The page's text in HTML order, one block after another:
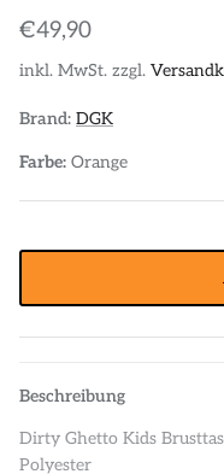
€49,90
inkl. MwSt. zzgl.
Brand: DGK
Farbe: Orange
Beschreibung
Dirty Ghetto Kids
Polyester